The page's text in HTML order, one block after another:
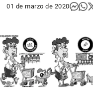
01 de marzo de 2020